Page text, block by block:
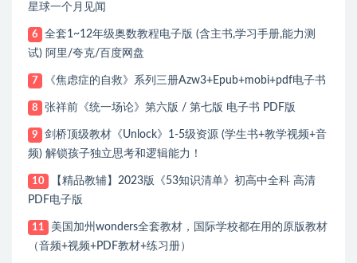
星球一个月见闻
6
全套1~12年级奥数教程电子版 (含主书,学习手册,能力测
试) 阿里/夸克/百度网盘
7 《焦虑症的自救》系列三册Azw3+Epub+mobi+pdf电子书
8 张祥前《统一场论》第六版 / 第七版 电子书 PDF版
9
剑桥顶级教材《Unlock》1-5级资源 (学生书+教学视频+音
频) 解锁孩子独立思考和逻辑能力！
10
【精品教辅】2023版《53知识清单》初高中全科 高清
PDF电子版
11
美国加州wonders全套教材，国际学校都在用的原版教材
（音频+视频+PDF教材+练习册）